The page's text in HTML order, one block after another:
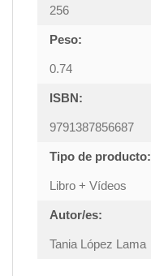
256
Peso:
0.74
ISBN:
9791387856687
Tipo de producto:
Libro + Vídeos
Autor/es:
Tania López Lama